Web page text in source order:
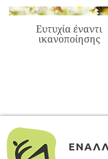
Ευτυχία έναντι
ικανοποίησης